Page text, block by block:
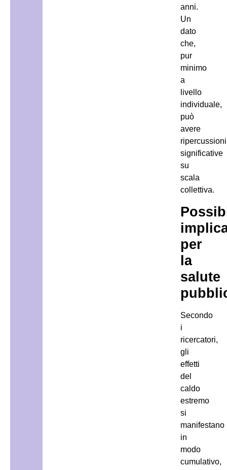
anni.
Un
dato
che,
pur
minimo
a
livello
individuale,
può
avere
ripercussioni
significative
su
scala
collettiva.
per
la
salute
Secondo
i
ricercatori,
gli
effetti
del
caldo
estremo
si
manifestano
in
modo
cumulativo,